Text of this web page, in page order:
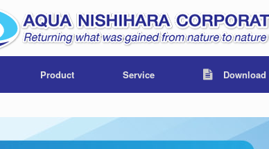
Product Service Download